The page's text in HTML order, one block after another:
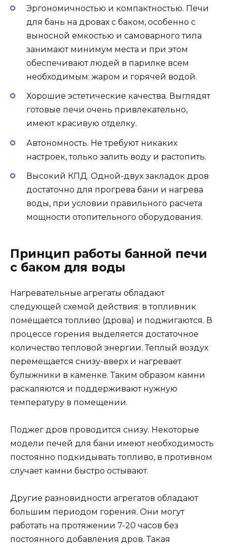
Эргономичностью и компактностью. Печи
для бань на дровах с баком, особенно с
выносной емкостью и самоварного типа
занимают минимум места и при этом
обеспечивают людей в парилке всем
необходимым: жаром и горячей водой.
Хорошие эстетические качества. Выглядят
готовые печи очень привлекательно,
имеют красивую отделку.
Автономность. Не требуют никаких
настроек, только залить воду и растопить.
Высокий КПД. Одной-двух закладок дров
достаточно для прогрева бани и нагрева
воды, при условии правильного расчета
мощности отопительного оборудования.
Принцип работы банной печи
с баком для воды
Нагревательные агрегаты обладают
следующей схемой действия: в топливник
помещается топливо (дрова) и поджигаются. В
процессе горения выделяется достаточное
количество тепловой энергии. Теплый воздух
перемещается снизу-вверх и нагревает
булыжники в каменке. Таким образом камни
раскаляются и поддерживают нужную
температуру в помещении.
Поджег дров проводится снизу. Некоторые
модели печей для бани имеют необходимость
постоянно подкидывать топливо, в противном
случает камни быстро остывают.
Другие разновидности агрегатов обладают
большим периодом горения. Они могут
работать на протяжении 7-20 часов без
постоянного добавления дров. Такая